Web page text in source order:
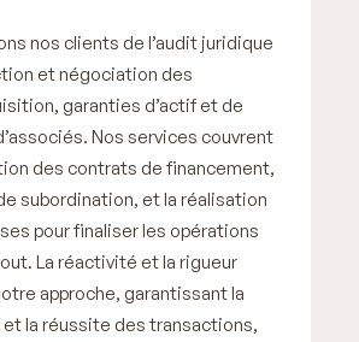
nos clients de l’audit juridique
et négociation des
garanties d’actif et de
Nos services couvrent
des contrats de financement,
subordination, et la réalisation
pour finaliser les opérations
La réactivité et la rigueur
approche, garantissant la
la réussite des transactions,